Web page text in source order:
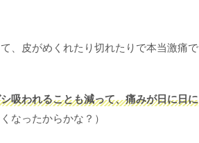
、皮がめくれたり切れたりで本当激痛で
吸われることも減って、痛みが日に日に
なったからかな？）